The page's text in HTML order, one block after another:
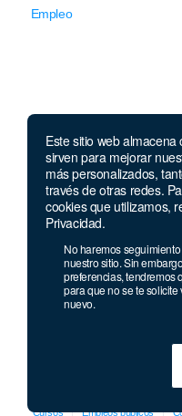
Este sitio web
sirven para mejorar
más personalizados,
través de otras redes.
cookies que utilizamos,
Privacidad.
No haremos
nuestro sitio. Sin
preferencias, tendremos
para que no se te
nuevo.
Empleo
Llámanos
Lunes a jueves de 7 a.m.
a 5:00 p.m. Viernes de
7 a.m. a 4 p.m. Sábados
Celular y Whatsapp:333
Bogotá:381 92 69
Cursos
Empleos públicos